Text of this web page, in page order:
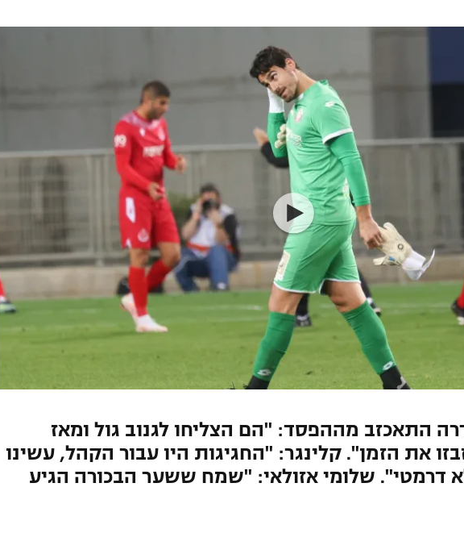
הפועל תל אביב
הפועל באר שבע
מכבי נתניה
בני יהודה
ליגה סינית
התאכזב מההפסד: "הם הצליחו לגנוב גול ומאז
את הזמן". קלינגר: "החגיגות היו עבור הקהל, עשינו
דרמטי". שלומי אזולאי: "שמח ששער הבכורה הגיע